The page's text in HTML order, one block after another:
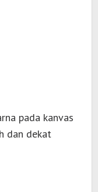
pada kanvas
dan dekat